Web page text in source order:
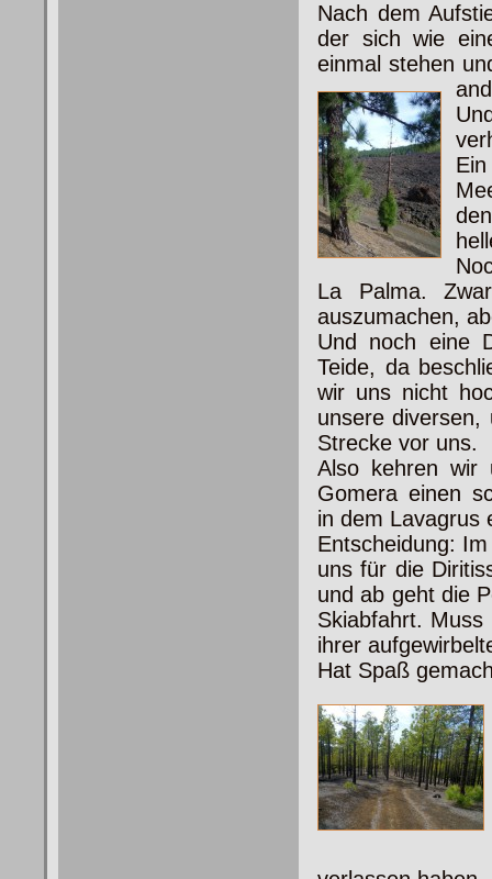
Nach dem
der sich wie
einmal stehen
La Palma.
auszumachen,
Und noch eine
Teide, da
wir uns nicht
unsere diversen,
Strecke vor uns.
Also kehren
Gomera einen
in dem Lavagrus
Entscheidung:
uns für die
und ab geht die
Skiabfahrt.
ihrer
Hat Spaß